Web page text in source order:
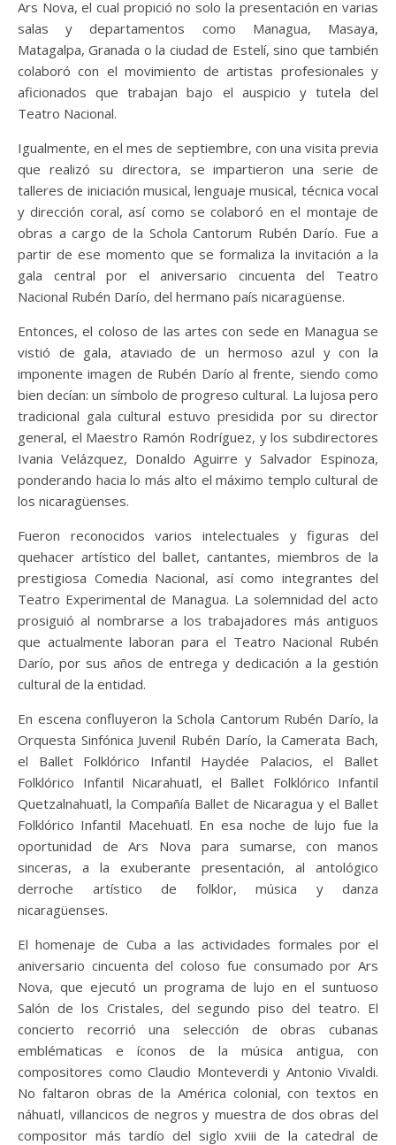
Ars Nova, el cual propició no solo la presentación en varias
salas y departamentos como Managua, Masaya,
Matagalpa, Granada o la ciudad de Estelí, sino que también
colaboró con el movimiento de artistas profesionales y
aficionados que trabajan bajo el auspicio y tutela del
Teatro Nacional.
Igualmente, en el mes de septiembre, con una visita previa
que realizó su directora, se impartieron una serie de
talleres de iniciación musical, lenguaje musical, técnica vocal
y dirección coral, así como se colaboró en el montaje de
obras a cargo de la Schola Cantorum Rubén Darío. Fue a
partir de ese momento que se formaliza la invitación a la
gala central por el aniversario cincuenta del Teatro
Nacional Rubén Darío, del hermano país nicaragüense.
Entonces, el coloso de las artes con sede en Managua se
vistió de gala, ataviado de un hermoso azul y con la
imponente imagen de Rubén Darío al frente, siendo como
bien decían: un símbolo de progreso cultural. La lujosa pero
tradicional gala cultural estuvo presidida por su director
general, el Maestro Ramón Rodríguez, y los subdirectores
Ivania Velázquez, Donaldo Aguirre y Salvador Espinoza,
ponderando hacia lo más alto el máximo templo cultural de
los nicaragüenses.
Fueron reconocidos varios intelectuales y figuras del
quehacer artístico del ballet, cantantes, miembros de la
prestigiosa Comedia Nacional, así como integrantes del
Teatro Experimental de Managua. La solemnidad del acto
prosiguió al nombrarse a los trabajadores más antiguos
que actualmente laboran para el Teatro Nacional Rubén
Darío, por sus años de entrega y dedicación a la gestión
cultural de la entidad.
En escena confluyeron la Schola Cantorum Rubén Darío, la
Orquesta Sinfónica Juvenil Rubén Darío, la Camerata Bach,
el Ballet Folklórico Infantil Haydée Palacios, el Ballet
Folklórico Infantil Nicarahuatl, el Ballet Folklórico Infantil
Quetzalnahuatl, la Compañía Ballet de Nicaragua y el Ballet
Folklórico Infantil Macehuatl. En esa noche de lujo fue la
oportunidad de Ars Nova para sumarse, con manos
sinceras, a la exuberante presentación, al antológico
derroche artístico de folklor, música y danza
nicaragüenses.
El homenaje de Cuba a las actividades formales por el
aniversario cincuenta del coloso fue consumado por Ars
Nova, que ejecutó un programa de lujo en el suntuoso
Salón de los Cristales, del segundo piso del teatro. El
concierto recorrió una selección de obras cubanas
emblématicas e íconos de la música antigua, con
compositores como Claudio Monteverdi y Antonio Vivaldi.
No faltaron obras de la América colonial, con textos en
náhuatl, villancicos de negros y muestra de dos obras del
compositor más tardío del siglo xviii de la catedral de